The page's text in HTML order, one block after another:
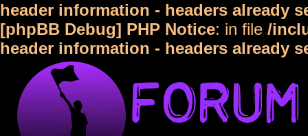
header information - headers already
[phpBB Debug] PHP Notice: in file /
header information - headers already